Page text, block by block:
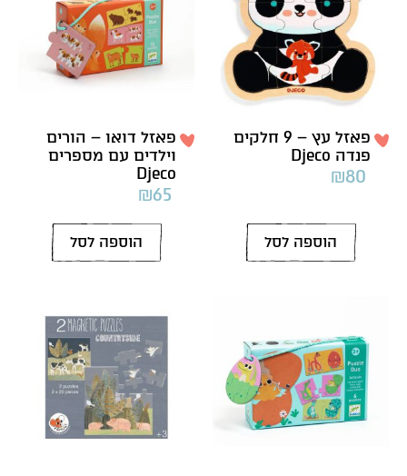
פאזל עץ – 9 חלקים
פנדה Djeco
₪80
הוספה לסל
פאזל דואו – הורים
וילדים עם מספרים
Djeco
₪65
הוספה לסל